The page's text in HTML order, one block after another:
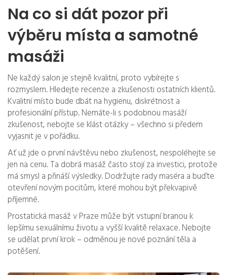
Na co si dát pozor při
výběru místa a samotné
masáži
Ne každý salon je stejně kvalitní, proto vybírejte s
rozmyslem. Hledejte recenze a zkušenosti ostatních klientů.
Kvalitní místo bude dbát na hygienu, diskrétnost a
profesionální přístup. Nemáte-li s podobnou masáží
zkušenost, nebojte se klást otázky – všechno si předem
vyjasnit je v pořádku.
Ať už jde o první návštěvu nebo zkušenost, nespoléhejte se
jen na cenu. Ta dobrá masáž často stojí za investici, protože
má smysl a přináší výsledky. Dodržujte rady maséra a buďte
otevření novým pocitům, které mohou být překvapivě
příjemné.
Prostatická masáž v Praze může být vstupní branou k
lepšímu sexuálnímu životu a vyšší kvalitě relaxace. Nebojte
se udělat první krok – odměnou je nové poznání těla a
potěšení.